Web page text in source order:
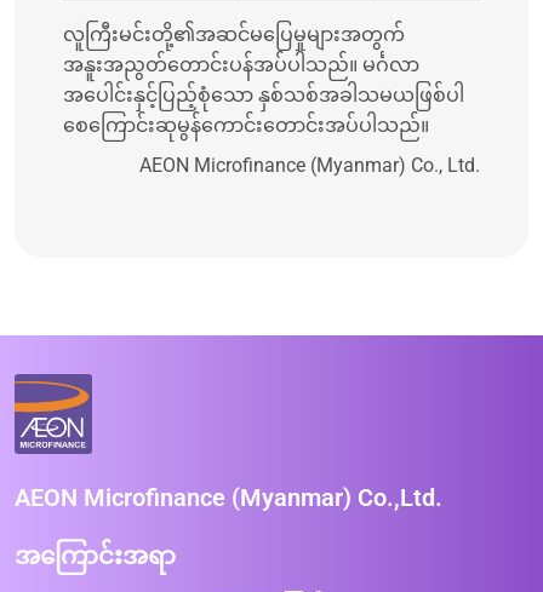
လူကြီးမင်းတို့၏အဆင်မပြေမှုများအတွက်
အနူးအညွတ်တောင်းပန်အပ်ပါသည်။ မင်္ဂလာ
အပေါင်းနှင့်ပြည့်စုံသော နှစ်သစ်အခါသမယဖြစ်ပါ
စေကြောင်းဆုမွန်ကောင်းတောင်းအပ်ပါသည်။
AEON Microfinance (Myanmar) Co., Ltd.
AEON Microfinance (Myanmar) Co.,Ltd.
အကြောင်းအရာ